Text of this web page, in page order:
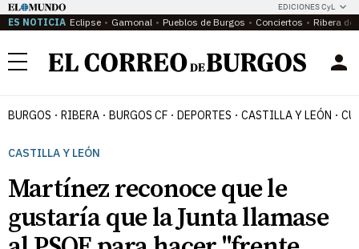
EDICIONES CyL
ES NOTICIA Eclipse Gamonal Pueblos de Burgos Conciertos Ribera del
Menú
BURGOS RIBERA BURGOS CF DEPORTES CASTILLA Y LEÓN
CASTILLA Y LEÓN
Martínez reconoce que le
gustaría que la Junta llamase